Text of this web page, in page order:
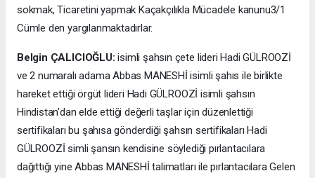
sokmak, Ticaretini yapmak Kaçakçılıkla Mücadele kanunu3/1
Cümle den yargılanmaktadırlar.
Belgin ÇALICIOĞLU: isimli şahsın çete lideri Hadi GÜLROOZİ
ve 2 numaralı adama Abbas MANESHİ isimli şahıs ile birlikte
hareket ettiği örgüt lideri Hadi GÜLROOZİ isimli şahsın
Hindistan'dan elde ettiği değerli taşlar için düzenlettiği
sertifikaları bu şahısa gönderdiği şahsın sertifikaları Hadi
GÜLROOZİ simli şansın kendisine söylediği pırlantacılara
dağıttığı yine Abbas MANESHİ talimatları ile pırlantacılara Gelen